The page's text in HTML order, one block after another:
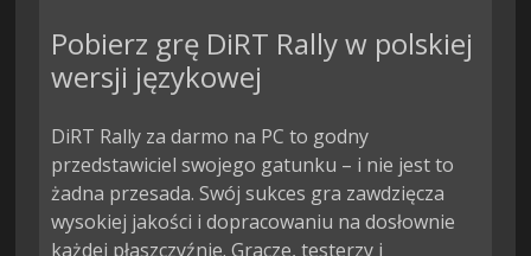
Pobierz grę DiRT Rally w polskiej
wersji językowej
DiRT Rally za darmo na PC to godny
przedstawiciel swojego gatunku – i nie jest to
żadna przesada. Swój sukces gra zawdzięcza
wysokiej jakości i dopracowaniu na dosłownie
każdej płaszczyźnie. Gracze, testerzy i